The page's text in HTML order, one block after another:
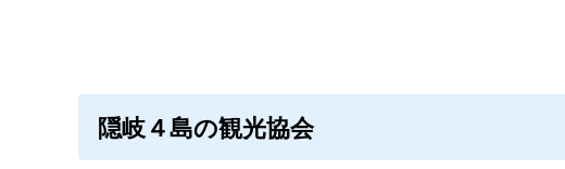
隠岐４島の観光協会